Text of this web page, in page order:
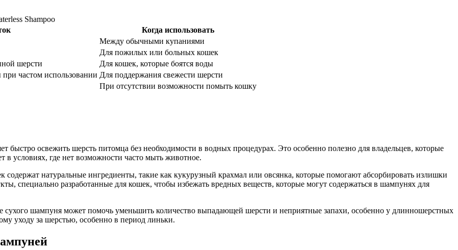
Shampoo
Когда использовать
Между обычными купаниями
Для пожилых или больных кошек
шерсти
Для кошек, которые боятся воды
частом использовании Для поддержания свежести шерсти
При отсутствии возможности помыть кошку
быстро освежить шерсть питомца без необходимости в водных процедурах. Это особенно полезно для владельцев, которые
условиях, где нет возможности часто мыть животное.
натуральные ингредиенты, такие как кукурузный крахмал или овсянка, которые помогают абсорбировать излишки
специально разработанные для кошек, чтобы избежать вредных веществ, которые могут содержаться в шампунях для
сухого шампуня может помочь уменьшить количество выпадающей шерсти и неприятные запахи, особенно у длинношерстных
уходу за шерстью, особенно в период линьки.